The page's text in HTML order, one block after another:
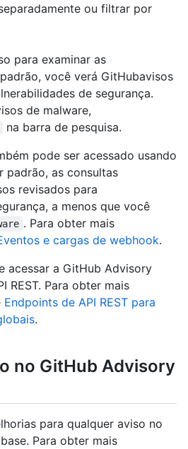
ou filtrar por
para examinar as
você verá GitHubavisos
de segurança.
de malware,
na barra de pesquisa.
pode ser acessado usando
padrão, as consultas
revisados para
a menos que você
. Para obter mais
e cargas de webhook.
acessar a GitHub Advisory
REST. Para obter mais
Endpoints de API REST para
.
no GitHub Advisory
para qualquer aviso no
Para obter mais